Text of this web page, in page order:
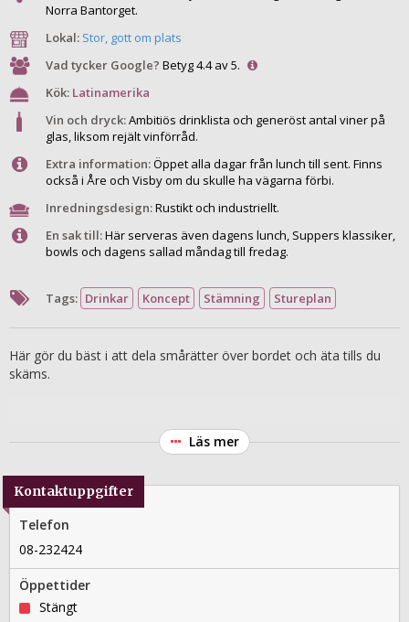
Norra Bantorget.
Lokal: Stor, gott om plats
Vad tycker Google? Betyg 4.4 av 5.
Kök: Latinamerika
Vin och dryck:Ambitiös drinklista och generöst antal viner på
glas, liksom rejält vinförråd.
Extra information:Öppet alla dagar från lunch till sent. Finns
också i Åre och Visby om du skulle ha vägarna förbi.
Inredningsdesign:Rustikt och industriellt.
En sak till:Här serveras även dagens lunch, Suppers klassiker,
bowls och dagens sallad måndag till fredag.
Tags: Drinkar Koncept Stämning Stureplan
Här gör du bäst i att dela smårätter över bordet och äta tills du
skäms.
Läs mer
Kontaktuppgifter
Telefon
08-232424
Öppettider
Stängt